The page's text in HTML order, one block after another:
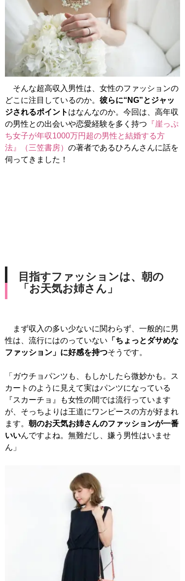
そんな超高収入男性は、女性のファッションの
どこに注目しているのか。 彼らに“NG”とジャッ
ジされるポイント はなんなのか。今回は、高年収
の男性との出会いや恋愛経験を多く持つ 『崖っぷ
ち女子が年収1000万円超の男性と結婚する方
法』（三笠書房） の著者であるひろんさんに話を
伺ってきました！
目指すファッションは、朝の
「お天気お姉さん」
まず収入の多い少ないに関わらず、一般的に男
性は、流行にはのっていない 「ちょっとダサめな
ファッション」に好感を持つそうです。
「ガウチョパンツも、もしかしたら微妙かも。ス
カートのように見えて実はパンツになっている
『スカーチョ』も女性の間では流行っています
が、そっちよりは王道にワンピースの方が好まれ
ます。 朝のお天気お姉さんのファッションが一番
いいんですよね。無難だし、嫌う男性はいませ
ん」